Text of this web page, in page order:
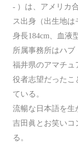
- ）は、アメリカ
ス出身（出生地は
身長184cm、血液
所属事務所はハブ
福井県のアマチュ
役者志望だったこ
ている。
流暢な日本語を生
吉田眞とお笑いコ
る。